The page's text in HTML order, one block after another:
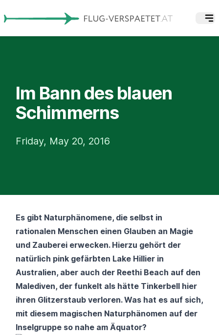
Im Bann des blauen
Schimmerns
Friday, May 20, 2016
Es gibt Naturphänomene, die selbst in
rationalen Menschen einen Glauben an Magie
und Zauberei erwecken. Hierzu gehört der
natürlich pink gefärbten Lake Hillier in
Australien, aber auch der Reethi Beach auf den
Malediven, der funkelt als hätte Tinkerbell hier
ihren Glitzerstaub verloren. Was hat es auf sich,
mit diesem magischen Naturphänomen auf der
Inselgruppe so nahe am Äquator?